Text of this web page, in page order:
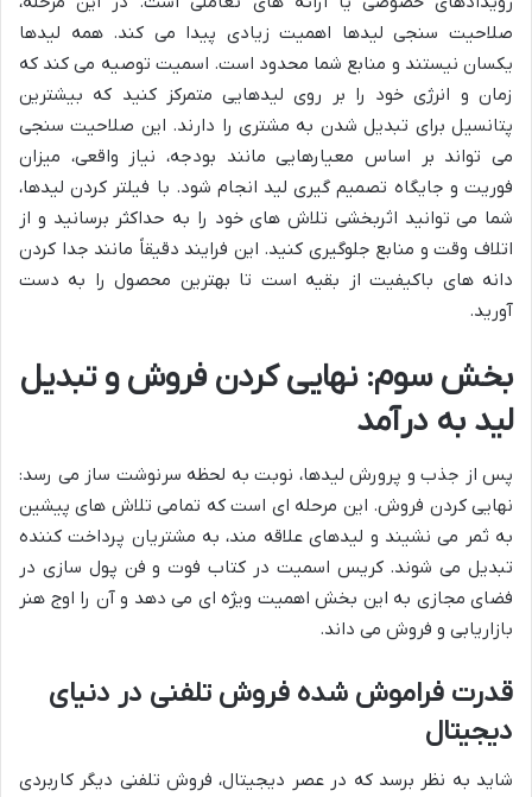
صلاحیت سنجی لیدها اهمیت زیادی پیدا می کند. همه لیدها
یکسان نیستند و منابع شما محدود است. اسمیت توصیه می کند که
زمان و انرژی خود را بر روی لیدهایی متمرکز کنید که بیشترین
پتانسیل برای تبدیل شدن به مشتری را دارند. این صلاحیت سنجی
می تواند بر اساس معیارهایی مانند بودجه، نیاز واقعی، میزان
فوریت و جایگاه تصمیم گیری لید انجام شود. با فیلتر کردن لیدها،
شما می توانید اثربخشی تلاش های خود را به حداکثر برسانید و از
اتلاف وقت و منابع جلوگیری کنید. این فرایند دقیقاً مانند جدا کردن
دانه های باکیفیت از بقیه است تا بهترین محصول را به دست
آورید.
بخش سوم: نهایی کردن فروش و تبدیل
لید به درآمد
پس از جذب و پرورش لیدها، نوبت به لحظه سرنوشت ساز می رسد:
نهایی کردن فروش. این مرحله ای است که تمامی تلاش های پیشین
به ثمر می نشیند و لیدهای علاقه مند، به مشتریان پرداخت کننده
تبدیل می شوند. کریس اسمیت در کتاب فوت و فن پول سازی در
فضای مجازی به این بخش اهمیت ویژه ای می دهد و آن را اوج هنر
بازاریابی و فروش می داند.
قدرت فراموش شده فروش تلفنی در دنیای
دیجیتال
شاید به نظر برسد که در عصر دیجیتال، فروش تلفنی دیگر کاربردی